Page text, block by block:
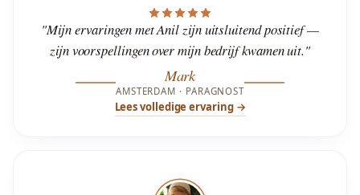
"Mijn ervaringen met Anil zijn uitsluitend positief —
zijn voorspellingen over mijn bedrijf kwamen uit."
Mark
AMSTERDAM · PARAGNOST
Lees volledige ervaring →